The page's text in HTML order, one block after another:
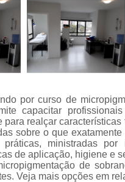
por curso de
capacitar
para realçar
sobre o que
ministradas por
de aplicação, higiene e
de
Veja mais opções em